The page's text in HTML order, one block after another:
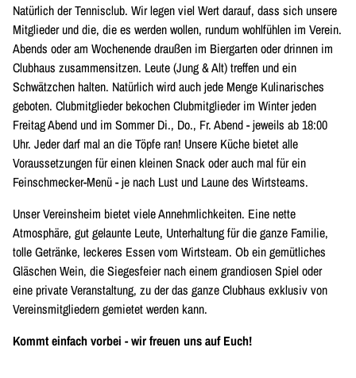
Natürlich der Tennisclub. Wir legen viel Wert darauf, dass sich unsere
Mitglieder und die, die es werden wollen, rundum wohlfühlen im Verein.
Abends oder am Wochenende draußen im Biergarten oder drinnen im
Clubhaus zusammensitzen. Leute (Jung & Alt) treffen und ein
Schwätzchen halten. Natürlich wird auch jede Menge Kulinarisches
geboten. Clubmitglieder bekochen Clubmitglieder im Winter jeden
Freitag Abend und im Sommer Di., Do., Fr. Abend - jeweils ab 18:00
Uhr. Jeder darf mal an die Töpfe ran! Unsere Küche bietet alle
Voraussetzungen für einen kleinen Snack oder auch mal für ein
Feinschmecker-Menü - je nach Lust und Laune des Wirtsteams.
Unser Vereinsheim bietet viele Annehmlichkeiten. Eine nette
Atmosphäre, gut gelaunte Leute, Unterhaltung für die ganze Familie,
tolle Getränke, leckeres Essen vom Wirtsteam. Ob ein gemütliches
Gläschen Wein, die Siegesfeier nach einem grandiosen Spiel oder
eine private Veranstaltung, zu der das ganze Clubhaus exklusiv von
Vereinsmitgliedern gemietet werden kann.
Kommt einfach vorbei - wir freuen uns auf Euch!